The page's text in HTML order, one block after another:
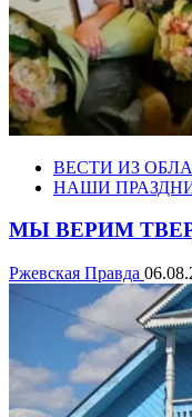
ВЕСТИ ИЗ
НАШИ
МЫ ВЕРИМ
Ржевская Правда